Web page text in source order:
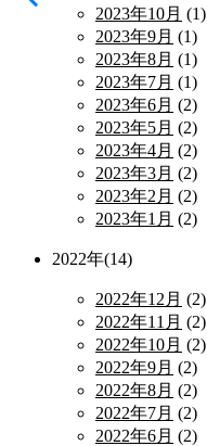
2023年10月 (1)
2023年9月 (1)
2023年8月 (1)
2023年7月 (1)
2023年6月 (2)
2023年5月 (2)
2023年4月 (2)
2023年3月 (2)
2023年2月 (2)
2023年1月 (2)
2022年(14)
2022年12月 (2)
2022年11月 (2)
2022年10月 (2)
2022年9月 (2)
2022年8月 (2)
2022年7月 (2)
2022年6月 (2)